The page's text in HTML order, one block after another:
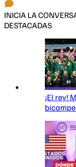
INICIA LA
DESTACADAS
¡El rey!